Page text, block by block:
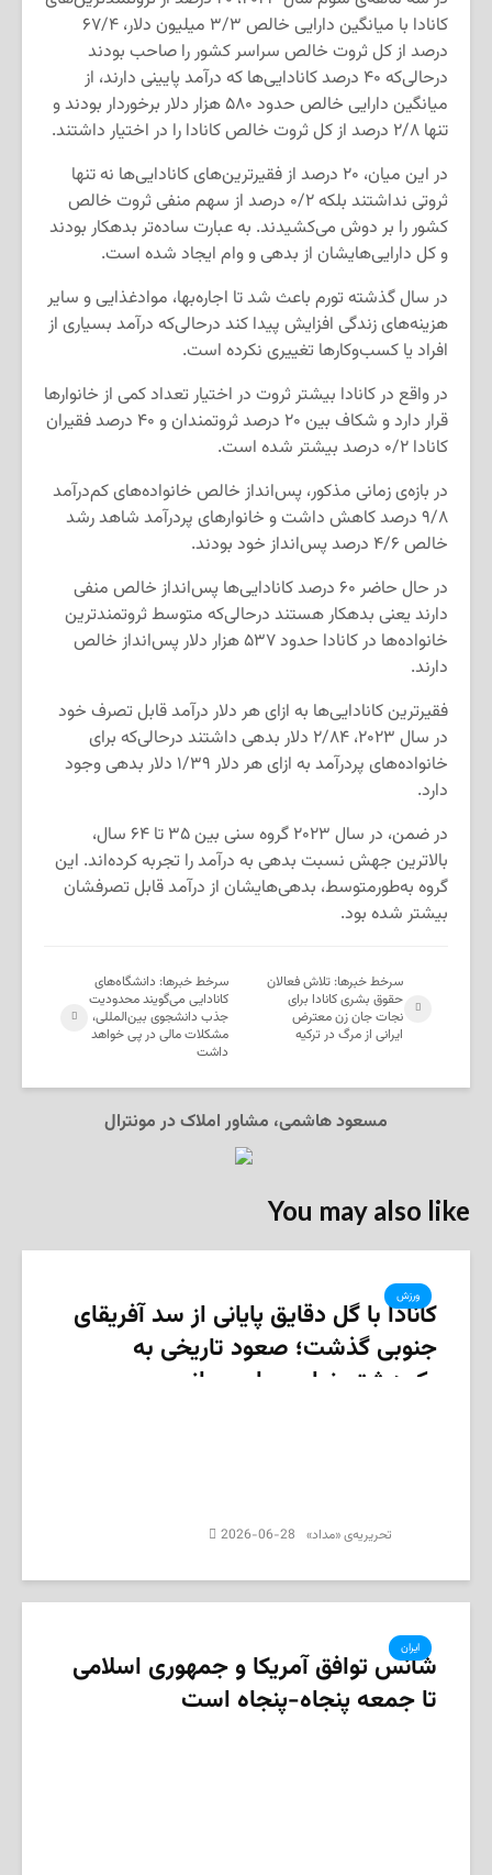
کانادا با میانگین دارایی خالص ۳/۳ میلیون دلار، ۶۷/۴
درصد از کل ثروت خالص سراسر کشور را صاحب بودند
درحالی‌که ۴۰ درصد کانادایی‌ها که درآمد پایینی دارند، از
میانگین دارایی خالص حدود ۵۸۰ هزار دلار برخوردار بودند و
تنها ۲/۸ درصد از کل ثروت خالص کانادا را در اختیار داشتند.
در این میان، ۲۰ درصد از فقیرترین‌های کانادایی‌ها نه تنها
ثروتی نداشتند بلکه ۰/۲ درصد از سهم منفی ثروت خالص
کشور را بر دوش می‌کشیدند. به عبارت ساده‌تر بدهکار بودند
و کل دارایی‌هایشان از بدهی و وام ایجاد شده است.
در سال گذشته تورم باعث شد تا اجاره‌بها، موادغذایی و سایر
هزینه‌های زندگی افزایش پیدا کند درحالی‌که درآمد بسیاری از
افراد یا کسب‌وکارها تغییری نکرده است.
در واقع در کانادا بیشتر ثروت در اختیار تعداد کمی از خانوارها
قرار دارد و شکاف بین ۲۰ درصد ثروتمندان و ۴۰ درصد فقیران
کانادا ۰/۲ درصد بیشتر شده است.
در بازه‌ی زمانی مذکور، پس‌انداز خالص خانواده‌های کم‌درآمد
۹/۸ درصد کاهش داشت و خانوارهای پردرآمد شاهد رشد
خالص ۴/۶ درصد پس‌انداز خود بودند.
در حال حاضر ۶۰ درصد کانادایی‌ها پس‌انداز خالص منفی
دارند یعنی بدهکار هستند درحالی‌که متوسط ثروتمندترین
خانواده‌ها در کانادا حدود ۵۳۷ هزار دلار پس‌انداز خالص
دارند.
فقیرترین کانادایی‌ها به ازای هر دلار درآمد قابل تصرف خود
در سال ۲۰۲۳، ۲/۸۴ دلار بدهی داشتند درحالی‌که برای
خانواده‌های پردرآمد به ازای هر دلار ۱/۳۹ دلار بدهی وجود
دارد.
در ضمن، در سال ۲۰۲۳ گروه‌ سنی بین ۳۵ تا ۶۴ سال،
بالاترین جهش نسبت بدهی به درآمد را تجربه کرده‌اند. این
گروه به‌طورمتوسط، بدهی‌هایشان از درآمد قابل تصرفشان
بیشتر شده بود.
سرخط خبرها: تلاش فعالان
حقوق بشری کانادا برای
نجات جان زن معترض
ایرانی از مرگ در ترکیه
سرخط خبرها: دانشگاه‌های
کانادایی می‌گویند محدودیت
جذب دانشجوی بین‌المللی،
مشکلات مالی در پی خواهد
داشت
مسعود هاشمی، مشاور املاک در مونترال
You may also like
ورزش
کانادا با گل دقایق پایانی از سد آفریقای
جنوبی گذشت؛ صعود تاریخی به
یک‌هشتم نهایی جام جهانی
تحریریه‌ی «مداد» 2026-06-28
ایران
شانس توافق آمریکا و جمهوری اسلامی
تا جمعه پنجاه‌-پنجاه است